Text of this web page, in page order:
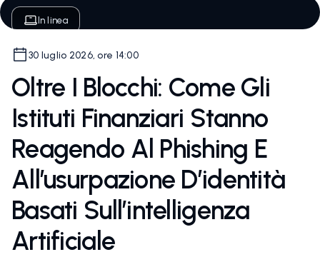
In linea
30 luglio 2026, ore 14:00
Oltre I Blocchi: Come Gli
Istituti Finanziari Stanno
Reagendo Al Phishing E
All’usurpazione D’identità
Basati Sull’intelligenza
Artificiale